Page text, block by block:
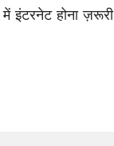
इंटरनेट होना ज़रूरी